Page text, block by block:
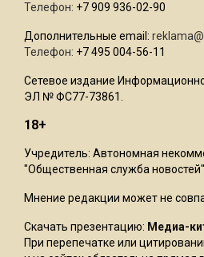
Телефон: +7 909 936-02-90
Дополнительные email:
Телефон: +7 495 004-56-11
Сетевое издание
ЭЛ № ФС77-73861.
18+
Учредитель: Автономная
"Общественная служба
Мнение редакции может не
Скачать презентацию: Медиа-
При перепечатке или